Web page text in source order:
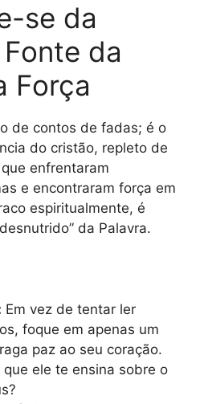
se da
da
Força
de contos de fadas; é o
do cristão, repleto de
enfrentaram
e encontraram força em
espiritualmente, é
da Palavra.
Em vez de tentar ler
foque em apenas um
paz ao seu coração.
ele te ensina sobre o